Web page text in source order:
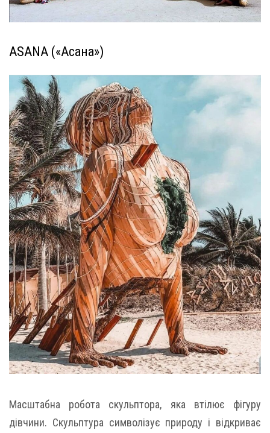
ASANA («Асана»)
Масштабна робота скульптора, яка втілює фігуру
дівчини. Скульптура символізує природу і відкриває